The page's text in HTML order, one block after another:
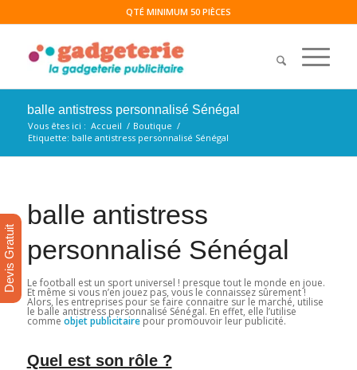
QTÉ MINIMUM 50 PIÈCES
balle antistress personnalisé Sénégal
Vous êtes ici : Accueil / Boutique /
Etiquette: balle antistress personnalisé Sénégal
balle antistress
personnalisé Sénégal
Le football est un sport universel ! presque tout le monde en joue.
Et même si vous n’en jouez pas, vous le connaissez sûrement !
Alors, les entreprises pour se faire connaitre sur le marché, utilise
le balle antistress personnalisé Sénégal. En effet, elle l’utilise
comme objet publicitairepour promouvoir leur publicité.
Quel est son rôle ?
Devis Gratuit